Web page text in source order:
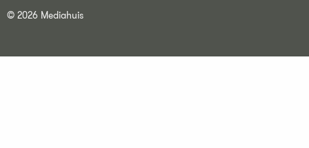
© 2026 Mediahuis